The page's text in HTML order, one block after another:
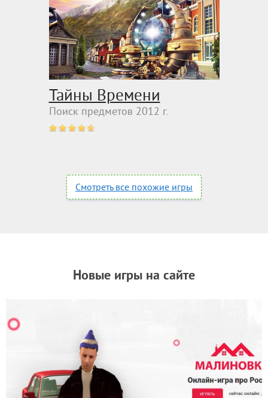
Тайны Времени
Поиск предметов 2012 г.
Смотреть все похожие игры
Новые игры на сайте